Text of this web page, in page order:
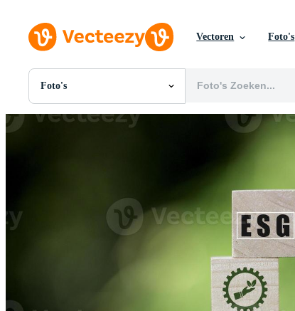
Vectoren Foto's
Foto's
Alle Afbeeldingen
Foto's
Motion graphics
Redactionele Afbeeldingen